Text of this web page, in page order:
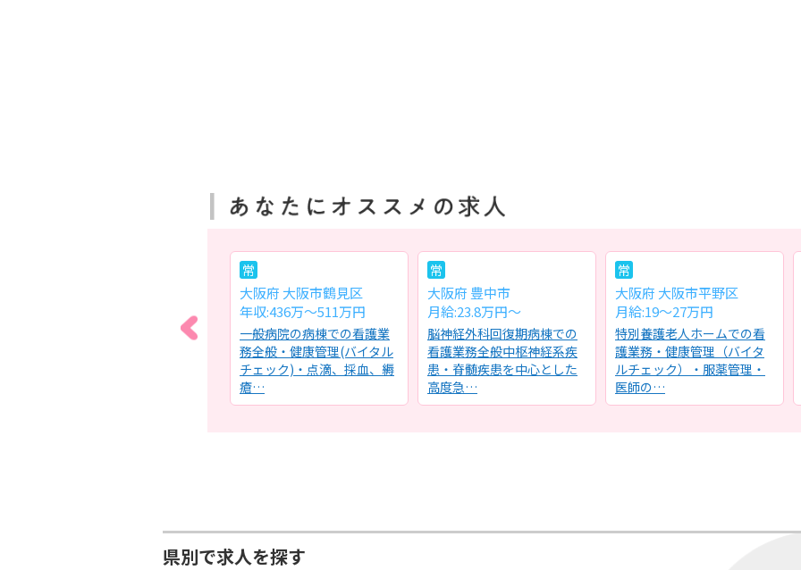
訪問看護ステーションでの
常
大阪府 大阪市鶴見区
年収:436万～511万円
一般病院の病棟での看護業
務全般・健康管理(バイタル
チェック)・点滴、採血、縟
瘡…
常
大阪府 豊中市
月給:23.8万円～
脳神経外科回復期病棟での
看護業務全般中枢神経系疾
患・脊髄疾患を中心とした
高度急…
常
大阪府 大阪市平野区
月給:19～27万円
特別養護老人ホームでの看
護業務・健康管理（バイタ
ルチェック）・服薬管理・
医師の…
県別で求人を探す